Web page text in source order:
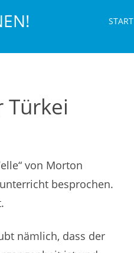
START
Türkei
von Morton
besprochen.
nämlich, dass der